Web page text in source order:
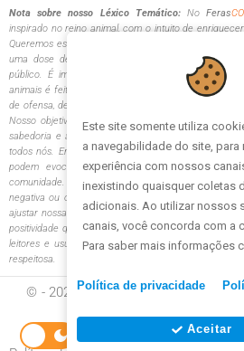
Nota sobre nosso Léxico Temático:NoFeras
inspirado no reino animal, com o intuito de
Queremos esclarecer que a escolha desse tema
uma dose de descontração às nossas
público. É importante destacar que o uso de
animais é feito com o maior respeito e admiração
de ofensa, desrespeito ou comparação direta de
Nosso objetivo é criar um ambiente comunicativo
sabedoria e as qualidades admiráveis do reino
todos nós. Entendemos e respeitamos a
podem evocar e nos comprometemos a
comunidade. Se em algum momento, a
negativa ou ofensiva, encorajamos o feedback.
ajustar nossa comunicação, garantindo que ela
positividade que nos guiam. Agradecemos a
leitores e usuários. Juntos, estamos construindo
respeitosa.
© - 2026 - FerasCOR - Para
Aceitar
Este site somente utiliza
a navegabilidade do site, para
experiência com nossos
inexistindo quaisquer coletas
adicionais. Ao utilizar nossos
canais, você concorda com a
Para saber mais informações
Política de privacidade